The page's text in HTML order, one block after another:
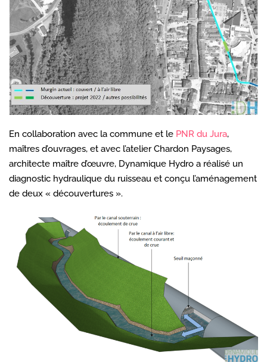
En collaboration avec la commune et le PNR du Jura,
maîtres d’ouvrages, et avec l’atelier Chardon Paysages,
architecte maître d’œuvre, Dynamique Hydro a réalisé un
diagnostic hydraulique du ruisseau et conçu l’aménagement
de deux « découvertures ».